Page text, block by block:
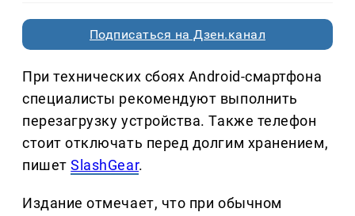
Подписаться на Дзен.канал
При технических сбоях Android-смартфона
специалисты рекомендуют выполнить
перезагрузку устройства. Также телефон
стоит отключать перед долгим хранением,
пишетSlashGear.
Издание отмечает, что при обычном